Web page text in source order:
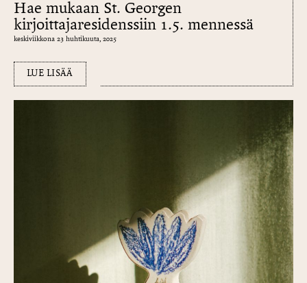
Hae mukaan St. Georgen
kirjoittajaresidenssiin 1.5. mennessä
keskiviikkona 23 huhtikuuta, 2025
LUE LISÄÄ